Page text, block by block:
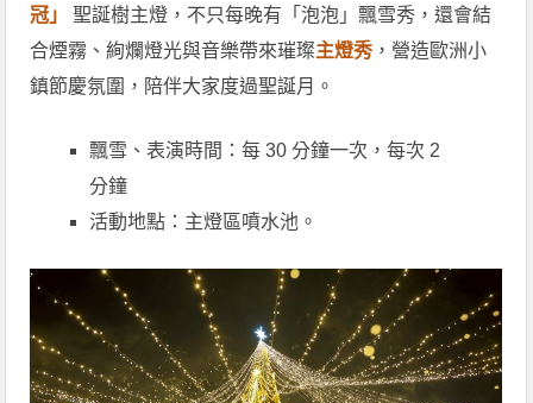
冠」
聖誕樹主燈，不只每晚有「泡泡」飄雪秀，還會結
合煙霧、絢爛燈光與音樂帶來璀璨主燈秀 ，營造歐洲小
鎮節慶氛圍，陪伴大家度過聖誕月。
飄雪、表演時間：每 30 分鐘一次，每次 2
分鐘
活動地點：主燈區噴水池。